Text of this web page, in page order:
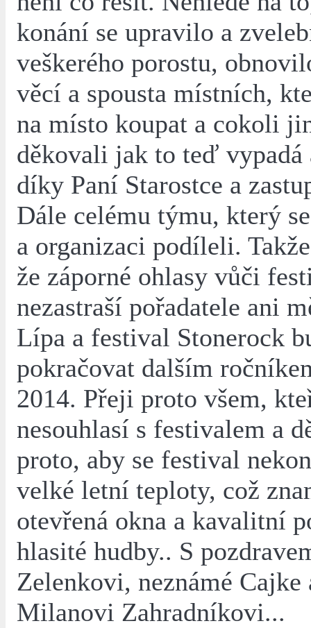
konání se upravilo a
veškerého porostu,
věcí a spousta místních,
na místo koupat a cokoli
děkovali jak to teď vypadá
díky Paní Starostce a
Dále celému týmu, který
a organizaci podíleli.
že záporné ohlasy vůči
nezastraší pořadatele ani
Lípa a festival Stonerock
pokračovat dalším
2014. Přeji proto všem,
nesouhlasí s festivalem a
proto, aby se festival
velké letní teploty, což
otevřená okna a kavalitní
hlasité hudby.. S
Zelenkovi, neznámé Cajke
Milanovi Zahradníkovi...